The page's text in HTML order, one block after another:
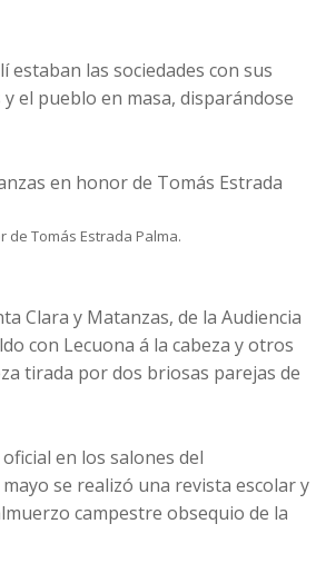
las sociedades con sus
el pueblo en masa, disparándose
Tomás Estrada Palma.
Clara y Matanzas, de la Audiencia
con Lecuona á la cabeza y otros
tirada por dos briosas parejas de
en los salones del
se realizó una revista escolar y
campestre obsequio de la